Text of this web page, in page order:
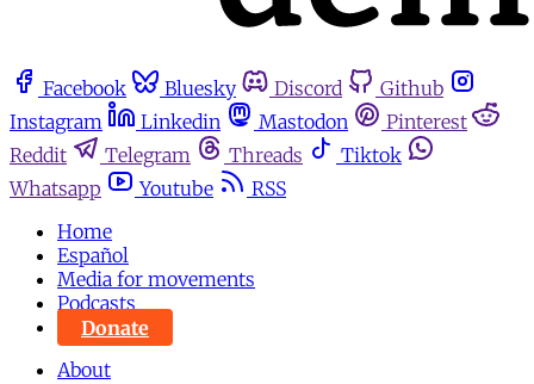
Facebook Bluesky Discord
Github
Instagram
Linkedin Mastodon
Pinterest
Reddit
Telegram Threads
Tiktok
Whatsapp
Youtube
RSS
Home
Español
Media for movements
Podcasts
Donate
About